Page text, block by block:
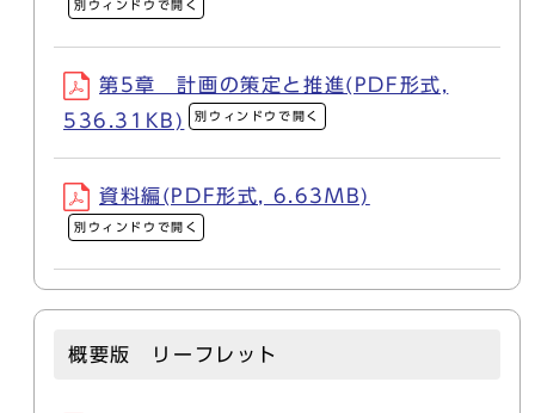
別ウィンドウで開く
第5章 計画の策定と推進(PDF形式,
536.31KB)
別ウィンドウで開く
資料編(PDF形式, 6.63MB)
別ウィンドウで開く
概要版 リーフレット